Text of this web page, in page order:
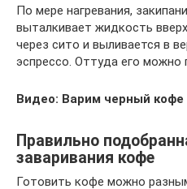
По мере нагревания,
выталкивает жидкость
через сито и выливается в
эспрессо. Оттуда его можно
Видео: Варим черный кофе
Правильно
заваривания кофе
Готовить кофе можно